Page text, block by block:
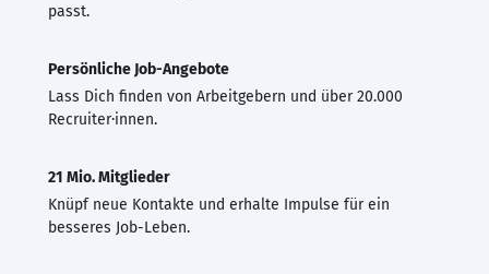
passt.
Persönliche Job-Angebote
Lass Dich finden von Arbeitgebern und über 20.000
Recruiter·innen.
21 Mio. Mitglieder
Knüpf neue Kontakte und erhalte Impulse für ein
besseres Job-Leben.